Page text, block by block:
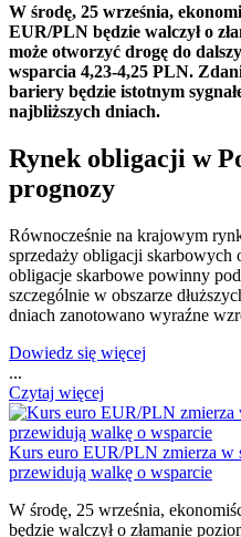
W środę, 25 września,
EUR/PLN będzie walczył o
może otworzyć drogę do
wsparcia 4,23-4,25 PLN.
bariery będzie istotnym
najbliższych dniach.
Rynek obligacji w
prognozy
Równocześnie na krajowym
sprzedaży obligacji skarbowych
obligacje skarbowe powinny
szczególnie w obszarze
dniach zanotowano wyraźne
Dowiedz się więcej
...
Czytaj więcej
Kurs euro EUR/PLN zmierza w
przewidują walkę o wsparcie
W środę, 25 września,
będzie walczył o złamanie